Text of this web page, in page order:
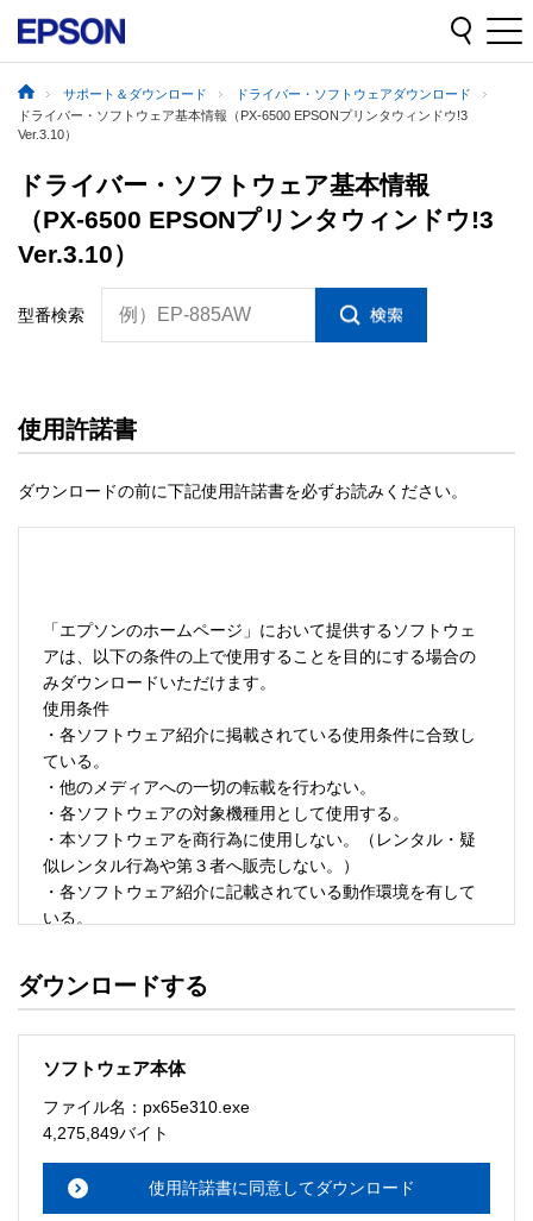
サポート＆ダウンロード
ドライバー・ソフトウェアダウンロード
ドライバー・ソフトウェア基本情報（PX-6500 EPSONプリンタウィンドウ!3
Ver.3.10）
ドライバー・ソフトウェア基本情報
（PX-6500 EPSONプリンタウィンドウ!3
Ver.3.10）
型番検索 例）EP-885AW
使用許諾書
ダウンロードの前に下記使用許諾書を必ずお読みください。
「エプソンのホームページ」において提供するソフトウェ
アは、以下の条件の上で使用することを目的にする場合の
みダウンロードいただけます。
使用条件
・各ソフトウェア紹介に掲載されている使用条件に合致し
ている。
・他のメディアへの一切の転載を行わない。
・各ソフトウェアの対象機種用として使用する。
・本ソフトウェアを商行為に使用しない。（レンタル・疑
似レンタル行為や第３者へ販売しない。）
・各ソフトウェア紹介に記載されている動作環境を有して
いる。
・ソフトウェアを改変、またはリバースエンジニアリング
ソフトウェアのサポート
・本サーバでは、ユーザーサポートは行いません。搭載ソ
メーションセンターまでお願い
ダウンロードする
ソフトウェア本体
ファイル名：px65e310.exe
4,275,849バイト
使用許諾書に同意してダウンロード